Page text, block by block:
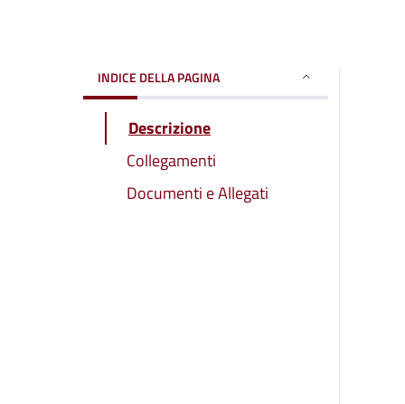
INDICE DELLA PAGINA
Descrizione
Collegamenti
Documenti e Allegati